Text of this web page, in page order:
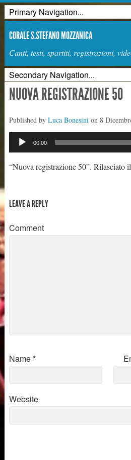
CORALE S.STEFANO MOZZANICA
Canti, testi, spartiti, registrazioni,
NUOVA REGISTRAZIONE 50
Published by Luca Bonesinion 8
Audio
00:00
“Nuova registrazione 50”. Rilasciato
LEAVE A REPLY
Comment
Name*
Website